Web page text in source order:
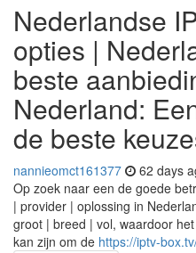
Nederlandse
opties |
beste
Nederland:
de beste
nannieomct161377 62 days
Op zoek naar een de goede
| provider | oplossing in
groot | breed | vol, waardoor
kan zijn om de https://iptv-